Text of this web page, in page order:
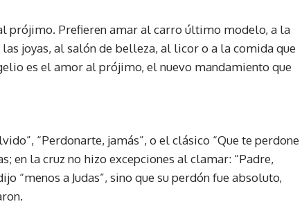
prójimo. Prefieren amar al carro último modelo, a la
joyas, al salón de belleza, al licor o a la comida que
es el amor al prójimo, el nuevo mandamiento que
“Perdonarte, jamás”, o el clásico “Que te perdone
en la cruz no hizo excepciones al clamar: “Padre,
“menos a Judas”, sino que su perdón fue absoluto,